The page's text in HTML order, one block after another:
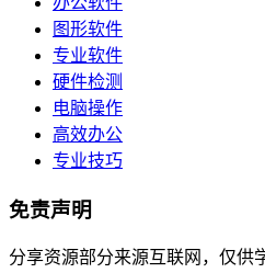
图形软件
专业软件
硬件检测
电脑操作
高效办公
专业技巧
免责声明
分享资源部分来源互联网，仅供